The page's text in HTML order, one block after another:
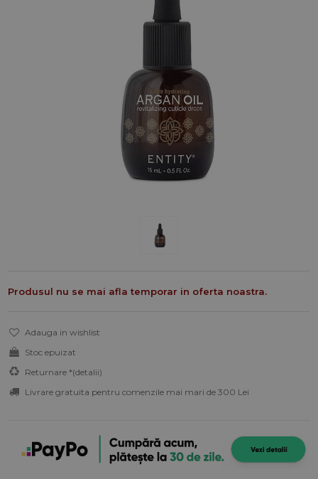
Produsul nu se mai afla temporar in oferta noastra.
Adauga in wishlist
Stoc epuizat
Returnare *(detalii)
Livrare gratuita pentru comenzile mai mari de 300 Lei